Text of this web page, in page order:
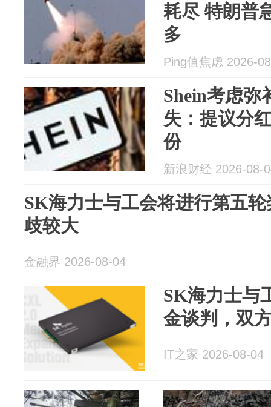
耗尽 特朗普
多
Ping值焦虑 2026-
Shein考虑弥
失：提议分
份
新浪财经 2026-08-
SK海力士与工会将进行第五
歧较大
金融界 2026-08-04
SK海力士与
金谈判，双
IT之家 2026-08-04